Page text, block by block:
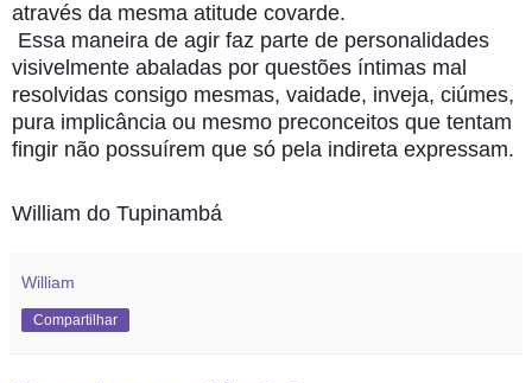
através da mesma atitude covarde.
Essa maneira de agir faz parte de personalidades
visivelmente abaladas por questões íntimas mal
resolvidas consigo mesmas, vaidade, inveja, ciúmes,
pura implicância ou mesmo preconceitos que tentam
fingir não possuírem que só pela indireta expressam.
William do Tupinambá
William
Compartilhar